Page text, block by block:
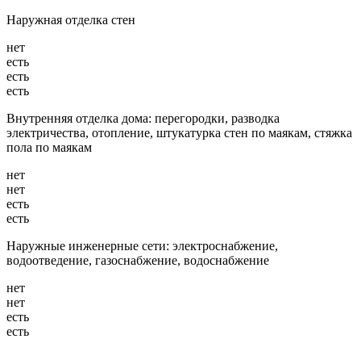
Наружная отделка стен
нет
есть
есть
есть
Внутренняя отделка дома: перегородки, разводка
электричества, отопление, штукатурка стен по маякам, стяжка
пола по маякам
нет
нет
есть
есть
Наружные инженерные сети: электроснабжение,
водоотведение, газоснабжение, водоснабжение
нет
нет
есть
есть